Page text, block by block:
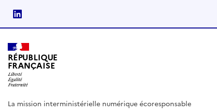
RÉPUBLIQUE
FRANÇAISE
La mission interministérielle numérique écoresponsable